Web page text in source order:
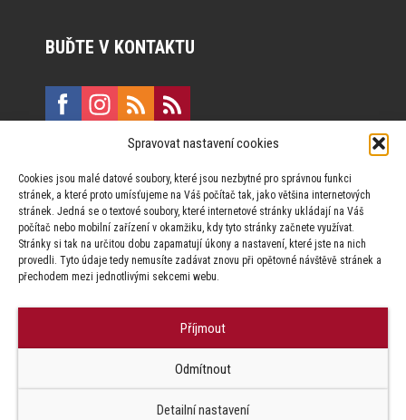
Spravovat nastavení cookies
Cookies jsou malé datové soubory, které jsou nezbytné pro správnou funkci
stránek, a které proto umísťujeme na Váš počítač tak, jako většina internetových
stránek. Jedná se o textové soubory, které internetové stránky ukládají na Váš
počítač nebo mobilní zařízení v okamžiku, kdy tyto stránky začnete využívat.
Stránky si tak na určitou dobu zapamatují úkony a nastavení, které jste na nich
provedli. Tyto údaje tedy nemusíte zadávat znovu při opětovné návštěvě stránek a
přechodem mezi jednotlivými sekcemi webu.
Příjmout
Odmítnout
Detailní nastavení
BUĎTE V KONTAKTU
Vinohradská 190, 130 00 Praha 3
Za publikovaný obsah odpovídají jednotliví autoři.
Factory s.r.o. zapovězeno.